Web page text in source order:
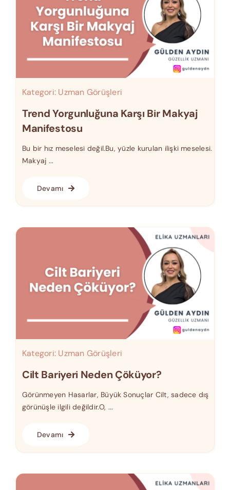
Kategori: Uzman Görüşleri
Trend Yorgunluğuna Karşı Bir Makyaj
Manifestosu
Bu bir hız meselesi değil.Bu, yüzle kurulan ilişki meselesi.
Makyaj ...
Devamı
Kategori: Uzman Görüşleri
Cilt Bariyeri Neden Çöküyor?
Görünmeyen Hasarlar, Büyük Sonuçlar Cilt, sadece dış
görünüşle ilgili değildir.O, ...
Devamı